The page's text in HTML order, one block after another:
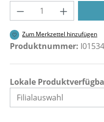
Produkt Anzahl:
Zum Merkzettel hinzufügen
Produktnummer:
Lokale